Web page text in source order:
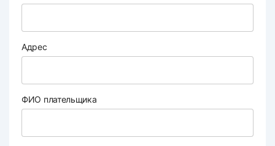
Адрес
ФИО плательщика